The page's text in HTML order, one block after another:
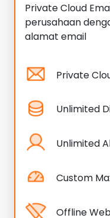
Private Cloud
perusahaan
alamat email
Private
Unlimited
Unlimited
Custom
Offline